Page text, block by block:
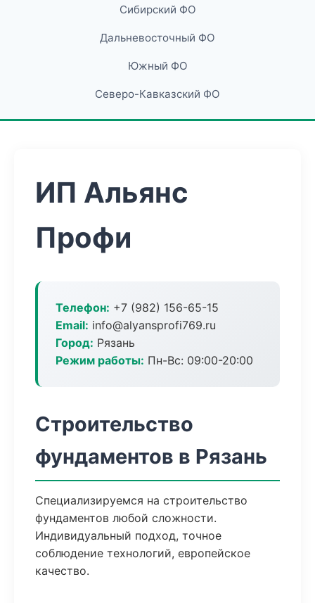
Сибирский ФО
Дальневосточный ФО
Южный ФО
Северо-Кавказский ФО
ИП Альянс
Профи
Телефон: +7 (982) 156-65-15
Email: info@alyansprofi769.ru
Город: Рязань
Режим работы: Пн-Вс: 09:00-20:00
Строительство
фундаментов в Рязань
Специализируемся на строительство
фундаментов любой сложности.
Индивидуальный подход, точное
соблюдение технологий, европейское
качество.